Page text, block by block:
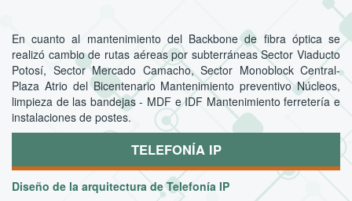
En cuanto al mantenimiento del Backbone de fibra óptica se
realizó cambio de rutas aéreas por subterráneas Sector Viaducto
Potosí, Sector Mercado Camacho, Sector Monoblock Central-
Plaza Atrio del Bicentenario Mantenimiento preventivo Núcleos,
limpieza de las bandejas - MDF e IDF Mantenimiento ferretería e
instalaciones de postes.
TELEFONÍA IP
Diseño de la arquitectura de Telefonía IP